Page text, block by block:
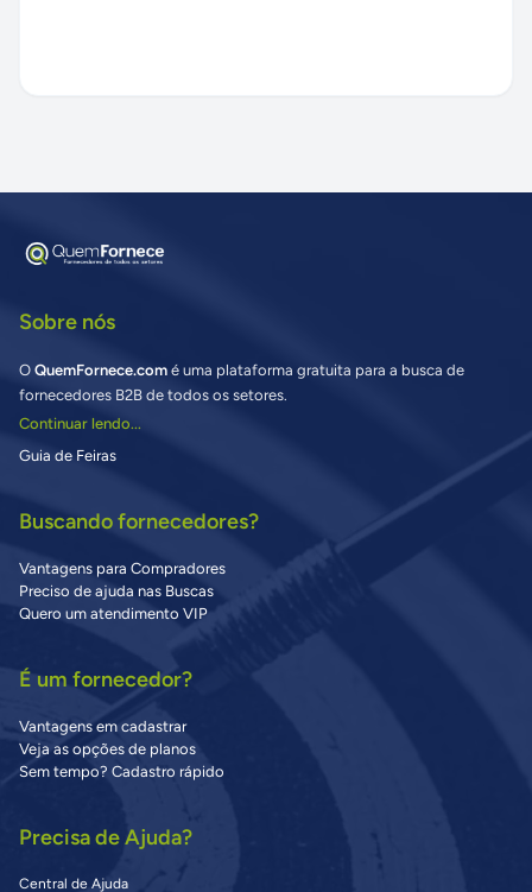
Sobre nós
O QuemFornece.com é uma plataforma gratuita para a busca de
fornecedores B2B de todos os setores.
Continuar lendo...
Guia de Feiras
Buscando fornecedores?
Vantagens para Compradores
Preciso de ajuda nas Buscas
Quero um atendimento VIP
É um fornecedor?
Vantagens em cadastrar
Veja as opções de planos
Sem tempo? Cadastro rápido
Precisa de Ajuda?
Central de Ajuda